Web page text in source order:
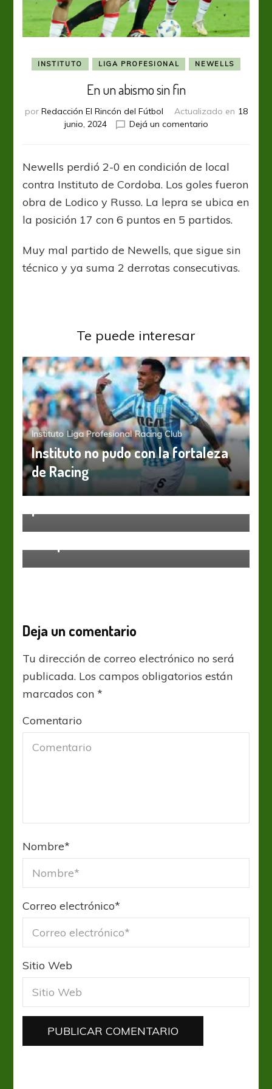
INSTITUTO LIGA PROFESIONAL NEWELLS
En un abismo sin fin
por Redacción El Rincón del Fútbol Actualizado en 18
junio, 2024
Dejá un comentarioen
abismo
sin
fin
Newells perdió 2-0 en condición de local
contra Instituto de Cordoba. Los goles fueron
obra de Lodico y Russo. La lepra se ubica en
la posición 17 con 6 puntos en 5 partidos.
Muy mal partido de Newells, que sigue sin
técnico y ya suma 2 derrotas consecutivas.
Te puede interesar
Instituto Liga Profesional Racing Club
Instituto no pudo con la fortaleza
de Racing
Colón Liga Profesional
¿Rafael Delgado interrumpe su
Deja un comentario
Tu dirección de correo electrónico no será
publicada. Los campos obligatorios están
marcados con*
Comentario
Nombre*
Correo electrónico*
Sitio Web